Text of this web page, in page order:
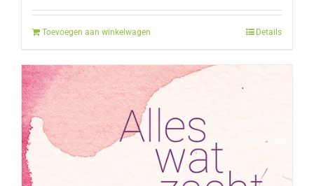
Toevoegen aan winkelwagen Details